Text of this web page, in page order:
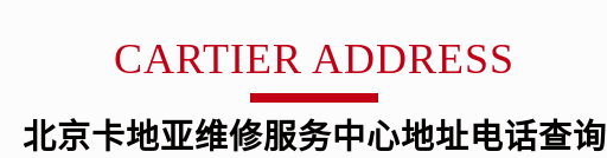
CARTIER ADDRESS
北京卡地亚维修服务中心地址电话查询